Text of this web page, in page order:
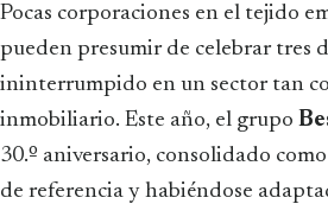
Pocas corporaciones en el tejido empresarial español
pueden presumir de celebrar tres
ininterrumpido en un sector tan
inmobiliario. Este año, el grupo
30.º aniversario, consolidado
de referencia y habiéndose